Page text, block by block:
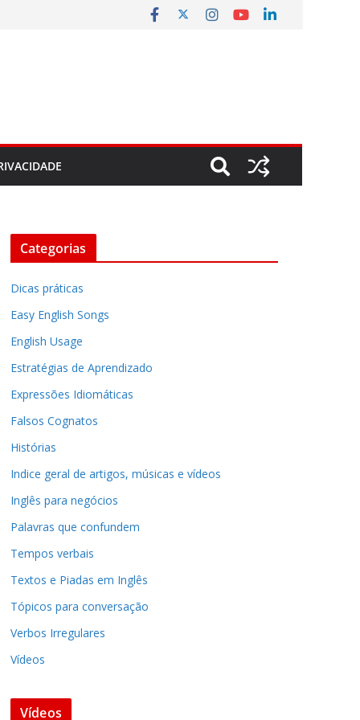
Categorias
Dicas práticas
Easy English Songs
English Usage
Estratégias de Aprendizado
Expressões Idiomáticas
Falsos Cognatos
Histórias
Indice geral de artigos, músicas e vídeos
Inglês para negócios
Palavras que confundem
Tempos verbais
Textos e Piadas em Inglês
Tópicos para conversação
Verbos Irregulares
Vídeos
Vídeos